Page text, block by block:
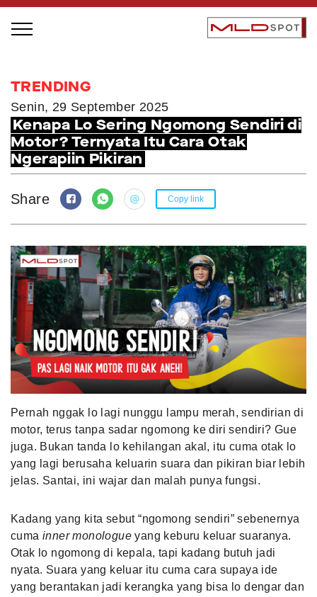
LOCAL GREATNESS
INSPIRING PEOPLE
INSPIRING PRODUCTS
INSPIRING PLACES
INSPIRING COMMUNITIES
TRENDING
EVENTS
MLDPODCAST
VIDEOS
MLDPOINTS
SEARCH
TRENDING
Senin, 29 September 2025
Kenapa Lo Sering Ngomong Sendiri di
Motor? Ternyata Itu Cara Otak
Ngerapiin Pikiran
Share Copy link
Pernah nggak lo lagi nunggu lampu merah, sendirian di
motor, terus tanpa sadar ngomong ke diri sendiri? Gue
juga. Bukan tanda lo kehilangan akal, itu cuma otak lo
yang lagi berusaha keluarin suara dan pikiran biar lebih
jelas. Santai, ini wajar dan malah punya fungsi.
Kadang yang kita sebut “ngomong sendiri” sebenernya
cuma inner monologue yang keburu keluar suaranya.
Otak lo ngomong di kepala, tapi kadang butuh jadi
nyata. Suara yang keluar itu cuma cara supaya ide
yang berantakan jadi kerangka yang bisa lo dengar dan